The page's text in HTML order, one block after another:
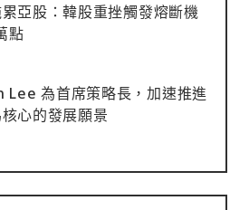
亞股：韓股重挫觸發熔斷機
點
為首席策略長，加速推進
心的發展願景